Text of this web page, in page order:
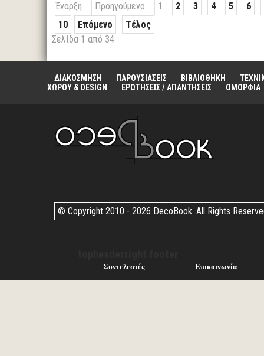
Έναρξη Προηγούμενο 1 2 3 4 5
6
10
Επόμενο
Τέλος
Σελίδα 1 από 34
ΔΙΑΚΟΣΜΗΣΗ ΠΑΡΟΥΣΙΑΣΕΙΣ ΒΙΒΛΙΟΘΗΚΗ
ΧΩΡΟΥ & DESIGN
ΕΡΩΤΗΣΕΙΣ / ΑΠΑΝΤΗΣΕΙΣ ΟΜΟΡΦΙΑ
© Copyright 2010 - 2026 DecoBook. All Rights
Συντελεστές Επικοινωνία